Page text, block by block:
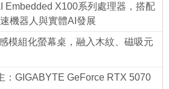
Embedded X100系列處理器，搭配
機器人與實體AI發展
模組化螢幕桌，融入木紋、磁吸元
：GIGABYTE GeForce RTX 5070